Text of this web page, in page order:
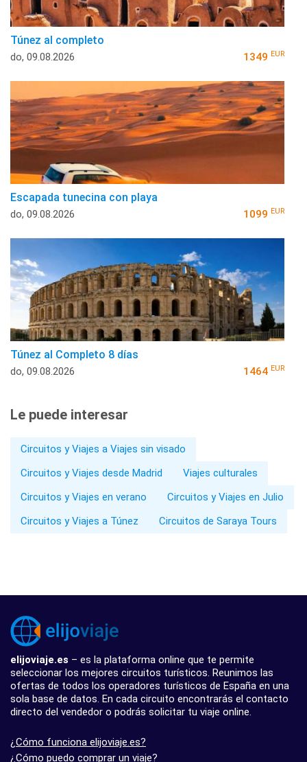
Túnez al completo
do, 09.08.2026 1349 EUR
Escapada tunecina con playa
do, 09.08.2026 1099 EUR
Túnez al Completo 8 días
do, 09.08.2026 1464 EUR
Le puede interesar
Circuitos y Viajes a Viajes sin visado
Circuitos y Viajes desde Madrid
Viajes culturales
Circuitos y Viajes en verano
Circuitos y Viajes en Julio
Circuitos y Viajes a Túnez
Circuitos de Saraya Tours
elijoviaje.es – es la plataforma online que te permite
seleccionar los mejores circuitos turísticos. Reunimos las
ofertas de todos los operadores turísticos de España en una
sola base de datos. En cada circuito encontrarás el contacto
directo del vendedor o podrás solicitar tu viaje online.
¿Cómo funciona elijoviaje.es?
¿Cómo puedo comprar un viaje?